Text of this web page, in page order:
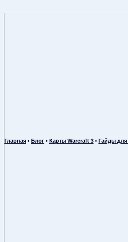
Главная • Блог • Карты Warcraft 3 • Гайды